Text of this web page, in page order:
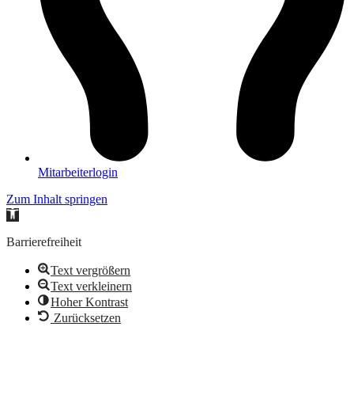
Mitarbeiterlogin
Zum Inhalt springen
Werkzeugleiste
Barrierefreiheit
Text vergrößern
Text verkleinern
Hoher Kontrast
Zurücksetzen